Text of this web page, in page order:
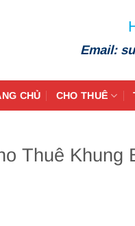
Email:
CHỦ CHO THUÊ
Thuê Khung